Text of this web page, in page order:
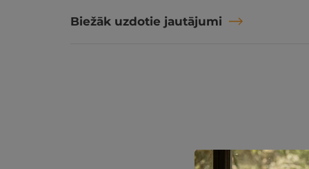
Biežāk uzdotie jautājumi